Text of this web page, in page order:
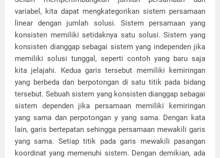
variabel, kita dapat mengkategorikan sistem persamaan
linear dengan jumlah solusi. Sistem persamaan yang
konsisten memiliki setidaknya satu solusi. Sistem yang
konsisten dianggap sebagai sistem yang independen jika
memiliki solusi tunggal, seperti contoh yang baru saja
kita jelajahi. Kedua garis tersebut memiliki kemiringan
yang berbeda dan berpotongan di satu titik pada bidang
tersebut. Sebuah sistem yang konsisten dianggap sebagai
sistem dependen jika persamaan memiliki kemiringan
yang sama dan perpotongan y yang sama. Dengan kata
lain, garis bertepatan sehingga persamaan mewakili garis
yang sama. Setiap titik pada garis mewakili pasangan
koordinat yang memenuhi sistem. Dengan demikian, ada